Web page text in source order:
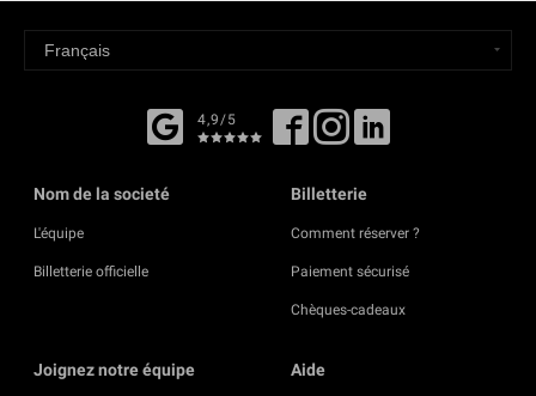
4,9/5
Nom de la societé
L'équipe
Billetterie officielle
Billetterie
Comment réserver ?
Paiement sécurisé
Chèques-cadeaux
Joignez notre équipe Aide